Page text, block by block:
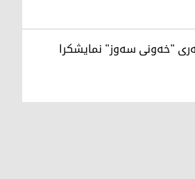
"خەونی سەوز" نمایشکرا